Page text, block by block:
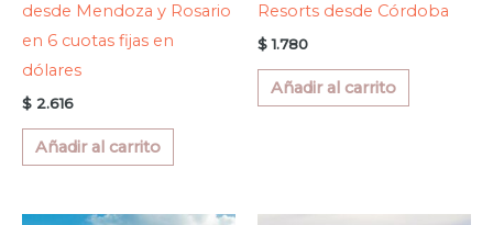
desde Mendoza y Rosario
en 6 cuotas fijas en
dólares
$ 2.616
Añadir al carrito
Resorts desde Córdoba
$1.780
Añadir al carrito